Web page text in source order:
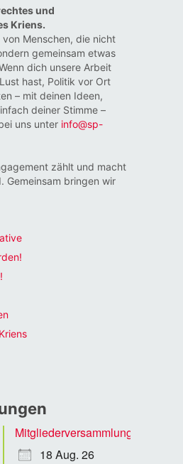
und
Kriens.
von Menschen, die nicht
gemeinsam etwas
dich unsere Arbeit
hast, Politik vor Ort
– mit deinen Ideen,
deiner Stimme –
uns unter info@sp-
zählt und macht
Gemeinsam bringen wir
Mitgliederversammlung
18 Aug. 26